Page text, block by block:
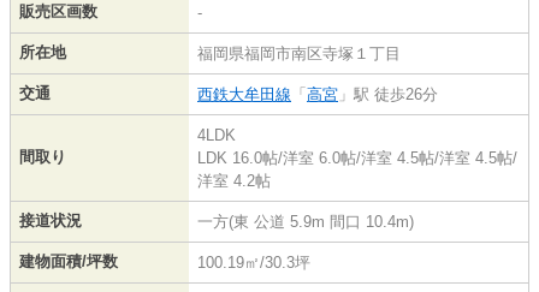
販売区画数 -
所在地 福岡県福岡市南区寺塚１丁目
交通 西鉄大牟田線 「 高宮 」駅 徒歩26分
間取り
4LDK
LDK 16.0帖/洋室 6.0帖/洋室 4.5帖/洋室 4.5帖/
洋室 4.2帖
接道状況 一方(東 公道 5.9m 間口 10.4m)
建物面積/坪数 100.19㎡/30.3坪